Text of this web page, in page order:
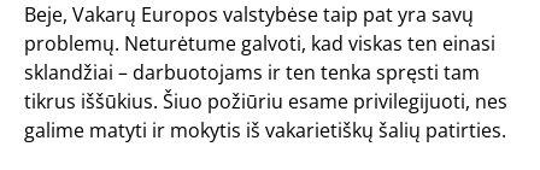
Beje, Vakarų Europos valstybėse taip pat yra savų
problemų. Neturėtume galvoti, kad viskas ten einasi
sklandžiai – darbuotojams ir ten tenka spręsti tam
tikrus iššūkius. Šiuo požiūriu esame privilegijuoti, nes
galime matyti ir mokytis iš vakarietiškų šalių patirties.